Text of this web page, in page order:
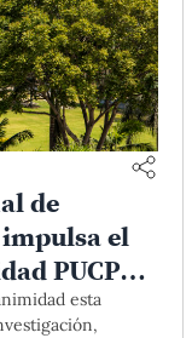
de
el
PUCP
esta